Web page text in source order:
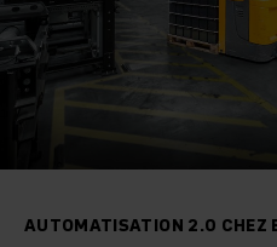
AUTOMATISATION 2.0 CHEZ